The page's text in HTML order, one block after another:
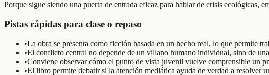
Porque sigue siendo una puerta de entrada eficaz para hablar de crisis ecológicas,
Pistas rápidas para clase o repaso
•La obra se presenta como ficción basada en un hecho real, lo que permite
•El conflicto central no depende de un villano humano individual, sino de
•Conviene observar cómo el punto de vista juvenil vuelve comprensible un
•El libro permite debatir si la atención mediática ayuda de verdad a resolver